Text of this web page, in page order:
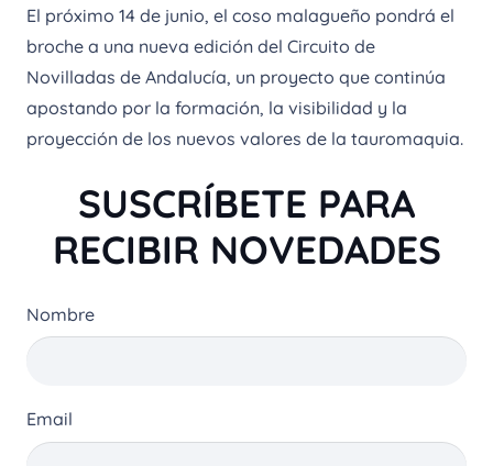
El próximo 14 de junio, el coso malagueño pondrá el
broche a una nueva edición del Circuito de
Novilladas de Andalucía, un proyecto que continúa
apostando por la formación, la visibilidad y la
proyección de los nuevos valores de la tauromaquia.
SUSCRÍBETE PARA
RECIBIR NOVEDADES
Nombre
Email